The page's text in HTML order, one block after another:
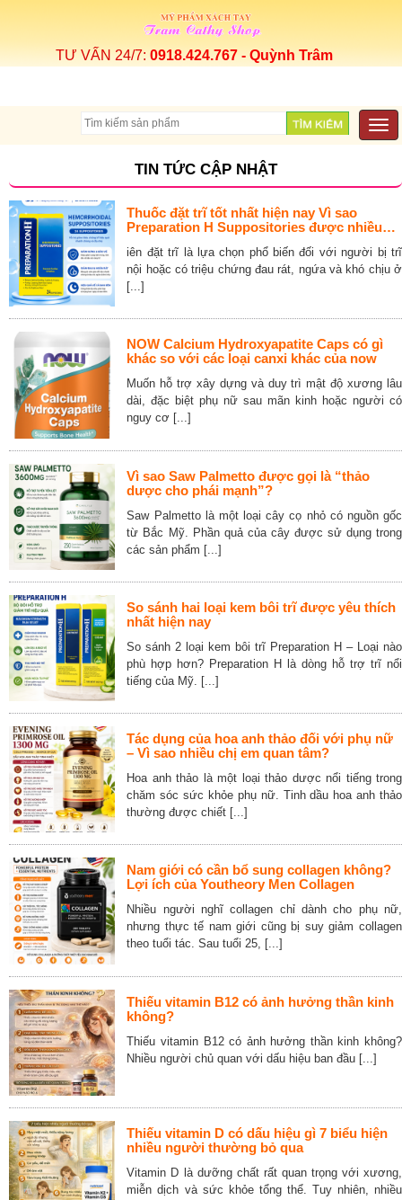
TƯ VẤN 24/7: 0918.424.767 - Quỳnh Trâm
TIN TỨC CẬP NHẬT
Thuốc đặt trĩ tốt nhất hiện nay Vì sao
Preparation H Suppositories được nhiều
iên đặt trĩ là lựa chọn phổ biến đối với người bị trĩ
nội hoặc có triệu chứng đau rát, ngứa và khó chịu ở
[...]
NOW Calcium Hydroxyapatite Caps có gì
khác so với các loại canxi khác của now
Muốn hỗ trợ xây dựng và duy trì mật độ xương lâu
dài, đặc biệt phụ nữ sau mãn kinh hoặc người có
nguy cơ [...]
Vì sao Saw Palmetto được gọi là “thảo
dược cho phái mạnh”?
Saw Palmetto là một loại cây cọ nhỏ có nguồn gốc
từ Bắc Mỹ. Phần quả của cây được sử dụng trong
các sản phẩm [...]
So sánh hai loại kem bôi trĩ được yêu thích
nhất hiện nay
So sánh 2 loại kem bôi trĩ Preparation H – Loại nào
phù hợp hơn? Preparation H là dòng hỗ trợ trĩ nổi
tiếng của Mỹ. [...]
Tác dụng của hoa anh thảo đối với phụ nữ
– Vì sao nhiều chị em quan tâm?
Hoa anh thảo là một loại thảo dược nổi tiếng trong
chăm sóc sức khỏe phụ nữ. Tinh dầu hoa anh thảo
thường được chiết [...]
Nam giới có cần bổ sung collagen không?
Lợi ích của Youtheory Men Collagen
Nhiều người nghĩ collagen chỉ dành cho phụ nữ,
nhưng thực tế nam giới cũng bị suy giảm collagen
theo tuổi tác. Sau tuổi 25, [...]
Thiếu vitamin B12 có ảnh hưởng thần kinh
không?
Thiếu vitamin B12 có ảnh hưởng thần kinh không?
Nhiều người chủ quan với dấu hiệu ban đầu [...]
Thiếu vitamin D có dấu hiệu gì 7 biểu hiện
nhiều người thường bỏ qua
Vitamin D là dưỡng chất rất quan trọng với xương,
miễn dịch và sức khỏe tổng thể. Tuy nhiên, nhiều